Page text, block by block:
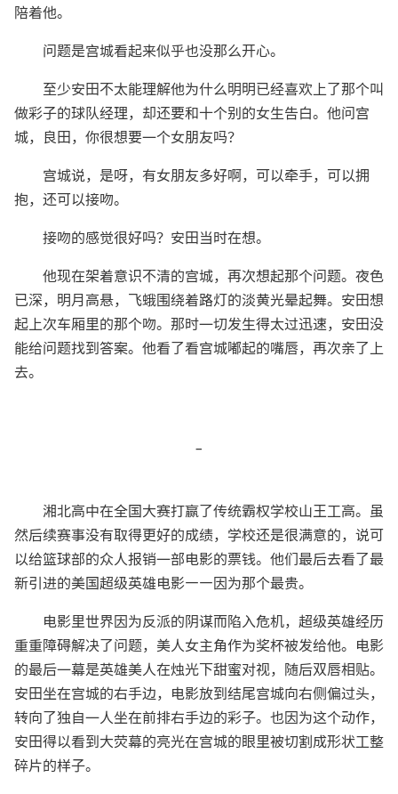
陪着他。
问题是宫城看起来似乎也没那么开心。
至少安田不太能理解他为什么明明已经喜欢上了那个叫
做彩子的球队经理，却还要和十个别的女生告白。他问宫
城，良田，你很想要一个女朋友吗？
宫城说，是呀，有女朋友多好啊，可以牵手，可以拥
抱，还可以接吻。
接吻的感觉很好吗？安田当时在想。
他现在架着意识不清的宫城，再次想起那个问题。夜色
已深，明月高悬，飞蛾围绕着路灯的淡黄光晕起舞。安田想
起上次车厢里的那个吻。那时一切发生得太过迅速，安田没
能给问题找到答案。他看了看宫城嘟起的嘴唇，再次亲了上
去。
-
湘北高中在全国大赛打赢了传统霸权学校山王工高。虽
然后续赛事没有取得更好的成绩，学校还是很满意的，说可
以给篮球部的众人报销一部电影的票钱。他们最后去看了最
新引进的美国超级英雄电影——因为那个最贵。
电影里世界因为反派的阴谋而陷入危机，超级英雄经历
重重障碍解决了问题，美人女主角作为奖杯被发给他。电影
的最后一幕是英雄美人在烛光下甜蜜对视，随后双唇相贴。
安田坐在宫城的右手边，电影放到结尾宫城向右侧偏过头，
转向了独自一人坐在前排右手边的彩子。也因为这个动作，
安田得以看到大荧幕的亮光在宫城的眼里被切割成形状工整
碎片的样子。